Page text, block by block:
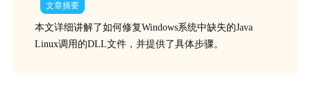
文章摘要
本文详细讲解了如何修复Windows系统中缺失的Java
Linux调用的DLL文件，并提供了具体步骤。